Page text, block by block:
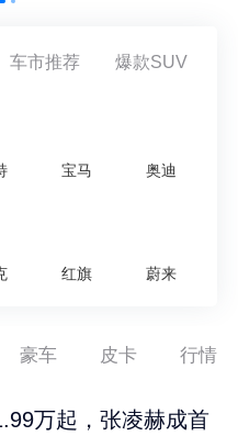
车市推荐 爆款SUV
宝马 奥迪
红旗 蔚来
豪车 皮卡 行情
万起，张凌赫成首